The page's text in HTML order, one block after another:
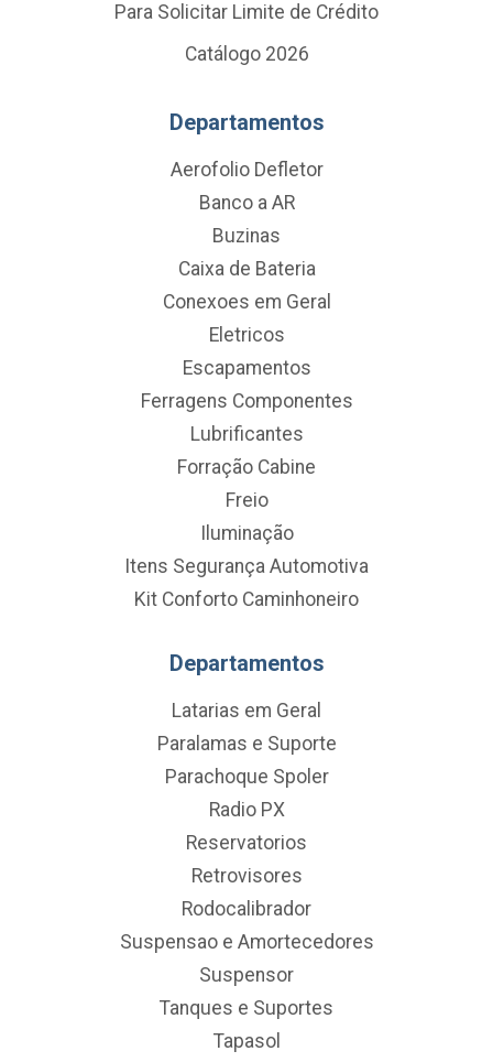
Para Solicitar Limite de Crédito
Catálogo 2026
Departamentos
Aerofolio Defletor
Banco a AR
Buzinas
Caixa de Bateria
Conexoes em Geral
Eletricos
Escapamentos
Ferragens Componentes
Lubrificantes
Forração Cabine
Freio
Iluminação
Itens Segurança Automotiva
Kit Conforto Caminhoneiro
Departamentos
Latarias em Geral
Paralamas e Suporte
Parachoque Spoler
Radio PX
Reservatorios
Retrovisores
Rodocalibrador
Suspensao e Amortecedores
Suspensor
Tanques e Suportes
Tapasol